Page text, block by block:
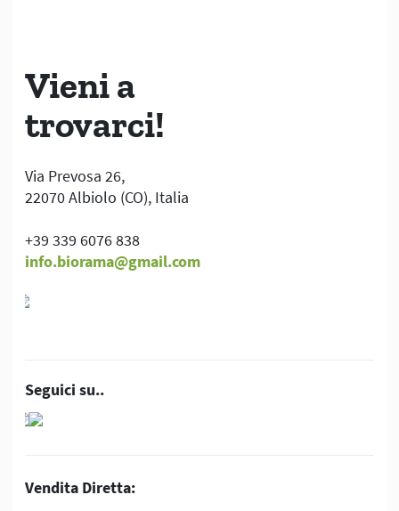
Vieni a
trovarci!
Via Prevosa 26,
22070 Albiolo (CO), Italia
+39 339 6076 838
info.biorama@gmail.com
Seguici su..
Vendita Diretta: